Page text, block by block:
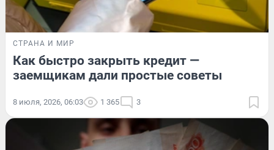
СТРАНА И МИР
Как быстро закрыть кредит —
заемщикам дали простые советы
8 июля, 2026, 06:03 1 365 3